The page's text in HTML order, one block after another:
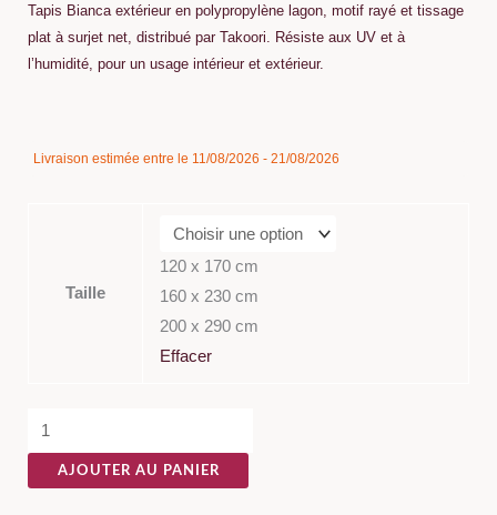
119,00 €
à
Tapis Bianca extérieur en polypropylène lagon, motif rayé et tissage
plat à surjet net, distribué par Takoori. Résiste aux UV et à
l’humidité, pour un usage intérieur et extérieur.
Livraison estimée entre le 11/08/2026 - 21/08/2026
Taille
120 x 170 cm
160 x 230 cm
200 x 290 cm
Effacer
de
Lagon
AJOUTER AU PANIER